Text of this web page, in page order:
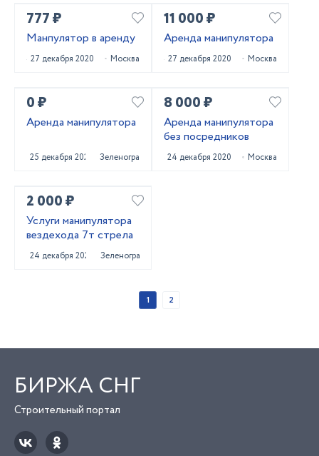
777 ₽
Манпулятор в аренду
27 декабря 2020 Москва
11 000 ₽
Аренда манипулятора
27 декабря 2020 Москва
0 ₽
Аренда манипулятора
25 декабря 2020 Зеленоград
8 000 ₽
Аренда манипулятора
без посредников
24 декабря 2020 Москва
2 000 ₽
Услуги манипулятора
вездехода 7т стрела
24 декабря 2020 Зеленоград
1 2
БИРЖА СНГ
Строительный портал